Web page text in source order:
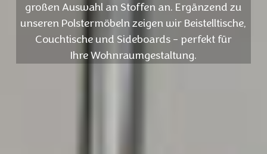
großen Auswahl an Stoffen an. Ergänzend zu
unseren Polstermöbeln zeigen wir Beistelltische,
Couchtische und Sideboards – perfekt für
Ihre Wohnraumgestaltung.